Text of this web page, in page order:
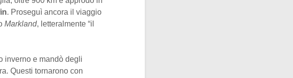
. Proseguì ancora il viaggio
Markland, letteralmente “il
inverno e mandò degli
Questi tornarono con